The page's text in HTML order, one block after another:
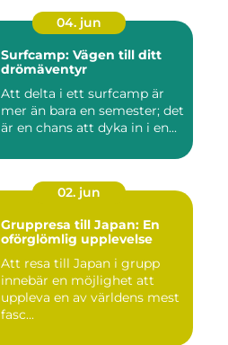
04. jun
Surfcamp: Vägen till ditt
drömäventyr
Att delta i ett surfcamp är
mer än bara en semester; det
är en chans att dyka in i en...
02. jun
Gruppresa till Japan: En
oförglömlig upplevelse
Att resa till Japan i grupp
innebär en möjlighet att
uppleva en av världens mest
fasc...